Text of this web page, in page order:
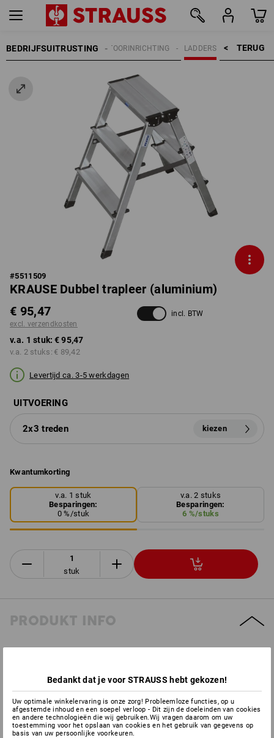
BEDRIJFSUITRUSTING TERUG    >
LADDERS
| KANTOORINRICHTING
#5511509
KRAUSE Dubbel trapleer (aluminium)
€ 95,47
excl. verzendkosten
incl. BTW
v.a. 1 stuk: € 95,47
v.a. 2 stuks: € 89,42
Levertijd ca. 3-5 werkdagen
UITVOERING
2x3 treden kiezen
Kwantumkorting
v.a. 1 stuk
Besparingen:
0 %/stuk
v.a. 2 stuks
Besparingen:
6 %/stuks
stuk
PRODUKT INFO
Aan twee kanten te beklimmen aluminium trap met twee
spreidbanden en stabiele trapbomen van rechthoekige
aluminium buis. De geprofileerde, 80 mm diepe treden zorgen
voor een veilige beklimming en een comfortabele positie. Met
slipvrije voetkappen
Bedankt dat je voor STRAUSS hebt gekozen!
Uw optimale winkelervaring is onze zorg! Probleemloze functies, op u
afgestemde inhoud en een soepel verloop - Dit zijn de doeleinden van cookies
en andere technologieën die wij gebruiken.Wij vragen daarom om uw
toestemming voor het opslaan van cookies en het gebruik van gegevens op
basis van uw persoonlijke voorkeuren.